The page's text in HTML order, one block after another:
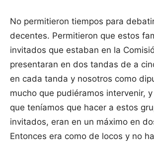
No permitieron tiempos para
decentes. Permitieron que estos
invitados que estaban en la
presentaran en dos tandas de a
en cada tanda y nosotros como
mucho que pudiéramos intervenir,
que teníamos que hacer a estos
invitados, eran en un máximo en
Entonces era como de locos y no